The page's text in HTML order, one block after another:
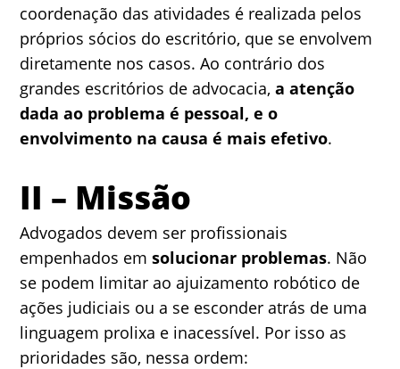
coordenação das atividades é realizada pelos
próprios sócios do escritório, que se envolvem
diretamente nos casos. Ao contrário dos
grandes escritórios de advocacia,a atenção
dada ao problema é pessoal, e o
envolvimento na causa é mais efetivo.
II – Missão
Advogados devem ser profissionais
empenhados emsolucionar problemas. Não
se podem limitar ao ajuizamento robótico de
ações judiciais ou a se esconder atrás de uma
linguagem prolixa e inacessível. Por isso as
prioridades são, nessa ordem: